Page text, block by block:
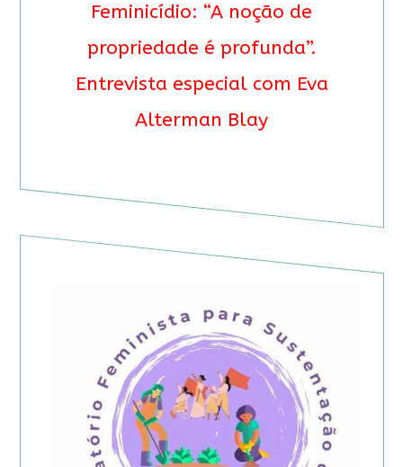
Feminicídio: “A noção de
propriedade é profunda”.
Entrevista especial com Eva
Alterman Blay